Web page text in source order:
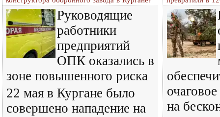
Руководящие
работники
предприятий
ОПК оказались в
зоне повышенного риска
22 мая в Кургане было
совершено нападение на
на